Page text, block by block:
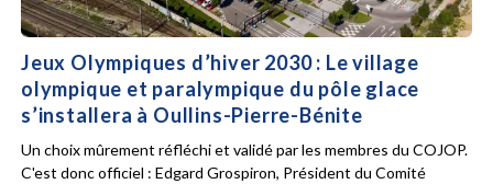
Jeux Olympiques d’hiver 2030 : Le village
olympique et paralympique du pôle glace
s’installera à Oullins-Pierre-Bénite
Un choix mûrement réfléchi et validé par les membres du COJOP.
C'est donc officiel : Edgard Grospiron, Président du Comité